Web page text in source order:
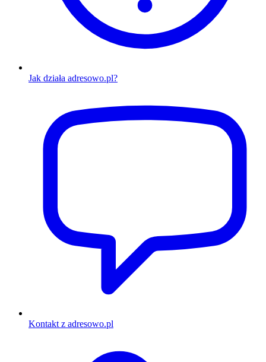
Jak działa adresowo.pl?
Kontakt z adresowo.pl